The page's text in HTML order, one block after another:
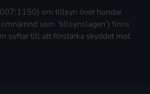
om tillsyn över hundar
som ’tillsynslagen’) finns
syftar till att förstärka skyddet mot